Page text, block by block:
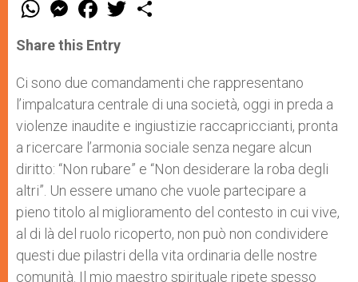
t
s
p
p
e
s
e
g
e
r
a
e
b
o
k
w
r
Share this Entry
Ci sono due comandamenti che rappresentano
l’impalcatura centrale di una società, oggi in preda a
violenze inaudite e ingiustizie raccapriccianti, pronta
a ricercare l’armonia sociale senza negare alcun
diritto: “Non rubare” e “Non desiderare la roba degli
altri”. Un essere umano che vuole partecipare a
pieno titolo al miglioramento del contesto in cui vive,
al di là del ruolo ricoperto, non può non condividere
questi due pilastri della vita ordinaria delle nostre
comunità. Il mio maestro spirituale ripete spesso